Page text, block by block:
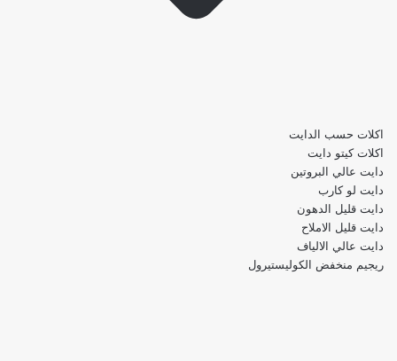
اكلات حسب الدايت
اكلات كيتو دايت
دايت عالي البروتين
دايت لو كارب
دايت قليل الدهون
دايت قليل الاملاح
دايت عالي الالياف
ريجيم منخفض الكوليستيرول